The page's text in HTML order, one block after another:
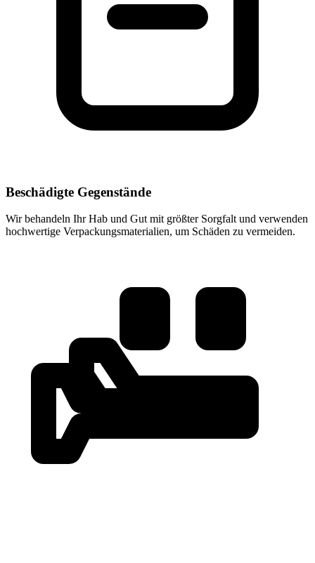
Beschädigte Gegenstände
Wir behandeln Ihr Hab und Gut mit größter Sorgfalt und verwenden
hochwertige Verpackungsmaterialien, um Schäden zu vermeiden.